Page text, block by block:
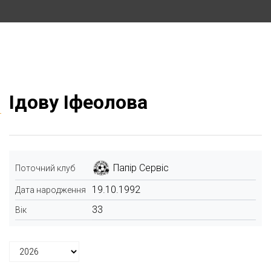
Ідову Іфеолова
Поточний клуб Папір Сервіс
Дата народження 19.10.1992
Вік 33